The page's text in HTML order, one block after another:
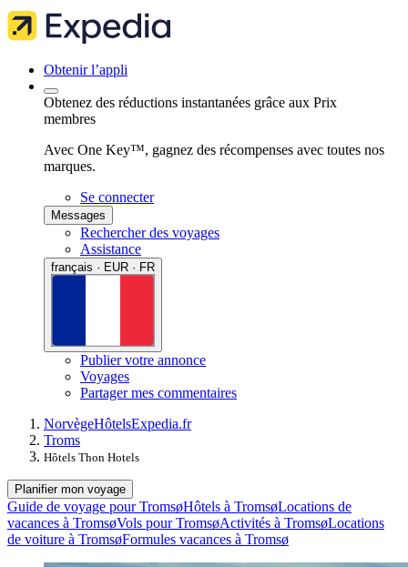
Obtenir l’appli
Obtenez des réductions instantanées grâce aux Prix
membres
Avec One Key™, gagnez des récompenses avec toutes nos
marques.
Se connecter
Messages
Rechercher des voyages
Assistance
français · EUR · FR
Publier votre annonce
Voyages
Partager mes commentaires
NorvègeHôtelsExpedia.fr
Troms
Hôtels Thon Hotels
Planifier mon voyage
Guide de voyage pour TromsøHôtels à TromsøLocations de
vacances à TromsøVols pour TromsøActivités à TromsøLocations
de voiture à TromsøFormules vacances à Tromsø